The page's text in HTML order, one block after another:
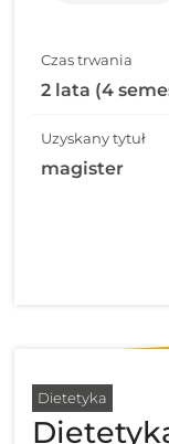
Czas trwania
2 lata (4
Uzyskany tytuł
magister
Dietetyka